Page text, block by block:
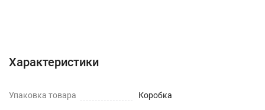
Характеристики
Упаковка товара Коробка